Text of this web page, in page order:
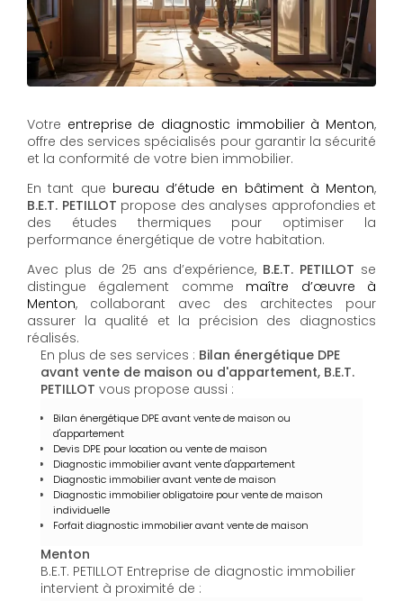
Votre entreprise de diagnostic immobilier à Menton,
offre des services spécialisés pour garantir la sécurité
et la conformité de votre bien immobilier.
En tant que bureau d’étude en bâtiment à Menton,
B.E.T. PETILLOT propose des analyses approfondies et
des études thermiques pour optimiser la
performance énergétique de votre habitation.
Avec plus de 25 ans d’expérience, B.E.T. PETILLOT se
distingue également comme maître d’œuvre à
Menton, collaborant avec des architectes pour
assurer la qualité et la précision des diagnostics
réalisés.
En plus de ses services : Bilan énergétique DPE
avant vente de maison ou d'appartement, B.E.T.
PETILLOT vous propose aussi :
Bilan énergétique DPE avant vente de maison ou
d'appartement
Devis DPE pour location ou vente de maison
Diagnostic immobilier avant vente d'appartement
Diagnostic immobilier avant vente de maison
Diagnostic immobilier obligatoire pour vente de maison
individuelle
Forfait diagnostic immobilier avant vente de maison
Menton
B.E.T. PETILLOT Entreprise de diagnostic immobilier
intervient à proximité de :